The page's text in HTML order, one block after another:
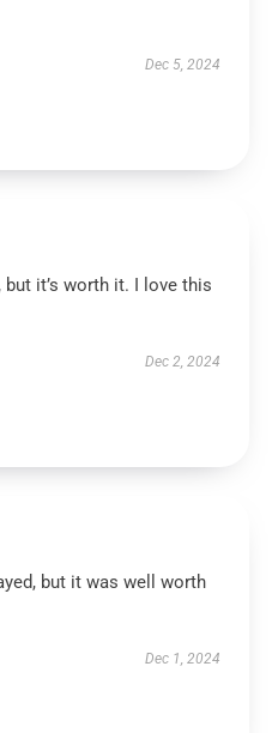
Dec 5, 2024
it’s worth it. I love this
Dec 2, 2024
but it was well worth
Dec 1, 2024